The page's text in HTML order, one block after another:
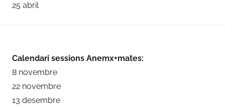
25 abril
Calendari sessions Anemx+mates:
8 novembre
22 novembre
13 desembre